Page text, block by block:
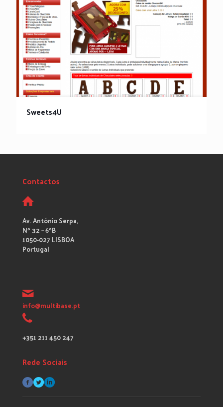
Sweets4U
Contactos
Av. António Serpa,
Nº 32 – 6ºB
1050-027 LISBOA
Portugal
info@multibase.pt
+351 211 450 247
Rede Sociais